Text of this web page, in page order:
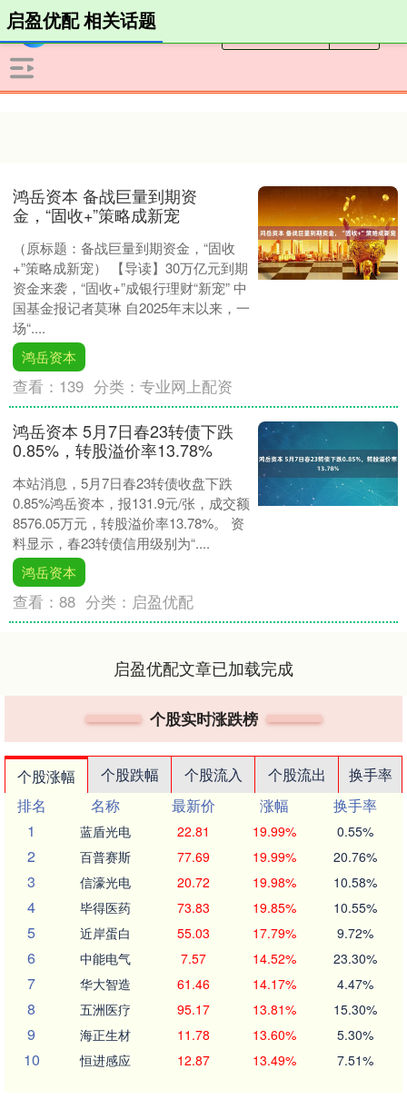
启盈优配 相关话题
鸿岳资本 备战巨量到期资
金，“固收+”策略成新宠
（原标题：备战巨量到期资金，“固收
+”策略成新宠） 【导读】30万亿元到期
资金来袭，“固收+”成银行理财“新宠” 中
国基金报记者莫琳 自2025年末以来，一
场“....
鸿岳资本
查看： 139 分类：专业网上配资
鸿岳资本 5月7日春23转债下跌
0.85%，转股溢价率13.78%
本站消息，5月7日春23转债收盘下跌
0.85%鸿岳资本，报131.9元/张，成交额
8576.05万元，转股溢价率13.78%。 资
料显示，春23转债信用级别为“....
鸿岳资本
查看：88 分类： 启盈优配
启盈优配文章已加载完成
个股实时涨跌榜
个股涨幅 个股跌幅 个股流入 个股流出
换手率
排名
名称 最新价 涨幅
换手率
1
蓝盾光电 22.81 19.99% 0.55%
2 百普赛斯 77.69 19.99% 20.76%
3 信濠光电 20.72 19.98% 10.58%
4 毕得医药 73.83 19.85% 10.55%
5 近岸蛋白 55.03 17.79% 9.72%
6 中能电气 7.57 14.52% 23.30%
7 华大智造 61.46 14.17% 4.47%
8 五洲医疗 95.17 13.81% 15.30%
9 海正生材 11.78 13.60% 5.30%
10 恒进感应 12.87 13.49% 7.51%